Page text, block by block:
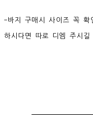
-바지 구매시 사이즈 꼭 확
하시다면 따로 디엠 주시길